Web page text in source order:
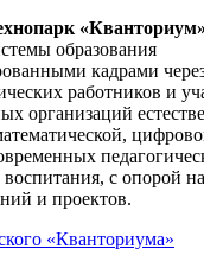
«Кванториум»
образования
кадрами
работников и
организаций
воспитания, с опорой
и проектов.
«Кванториума»